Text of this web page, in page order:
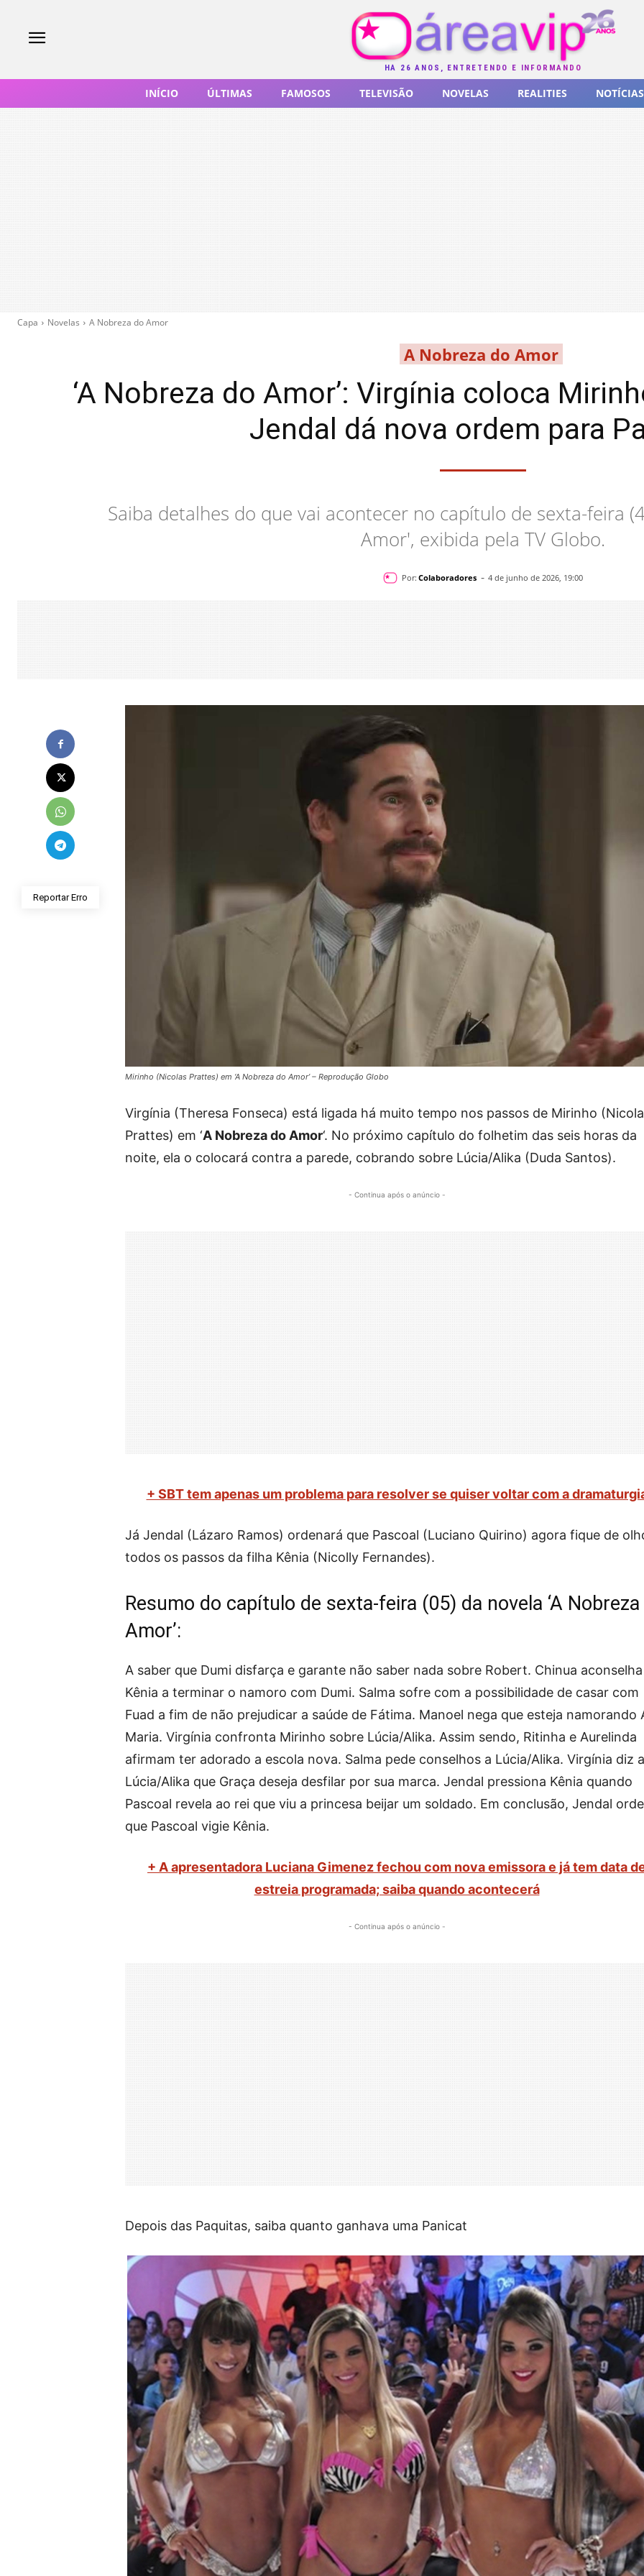
HÁ 26 ANOS, ENTRETENDO E INFORMANDO
INÍCIO ÚLTIMAS FAMOSOS TELEVISÃO NOVELAS REALITIES NOTÍCIAS
Capa Novelas A Nobreza do Amor
A Nobreza do Amor
‘A Nobreza do Amor’: Virgínia coloca
Jendal dá nova ordem para
Saiba detalhes do que vai acontecer no capítulo de sexta-feira
Amor', exibida pela TV Globo.
Por: Colaboradores - 4 de junho de 2026, 19:00
Reportar Erro
Mirinho (Nicolas Prattes) em ‘A Nobreza do Amor’ – Reprodução Globo
Virgínia (Theresa Fonseca) está ligada há muito tempo nos passos de Mirinho
Prattes) em ‘A Nobreza do Amor‘. No próximo capítulo do folhetim das seis horas da
noite, ela o colocará contra a parede, cobrando sobre Lúcia/Alika (Duda Santos).
- Continua após o anúncio -
+ SBT tem apenas um problema para resolver se quiser voltar com a
Já Jendal (Lázaro Ramos) ordenará que Pascoal (Luciano Quirino) agora fique de
todos os passos da filha Kênia (Nicolly Fernandes).
Resumo do capítulo de sexta-feira (05) da novela ‘A
Amor’:
A saber que Dumi disfarça e garante não saber nada sobre Robert. Chinua aconselha
Kênia a terminar o namoro com Dumi. Salma sofre com a possibilidade de casar com
Fuad a fim de não prejudicar a saúde de Fátima. Manoel nega que esteja namorando
Maria. Virgínia confronta Mirinho sobre Lúcia/Alika. Assim sendo, Ritinha e Aurelinda
afirmam ter adorado a escola nova. Salma pede conselhos a Lúcia/Alika. Virgínia diz a
Lúcia/Alika que Graça deseja desfilar por sua marca. Jendal pressiona Kênia quando
Pascoal revela ao rei que viu a princesa beijar um soldado. Em conclusão, Jendal
que Pascoal vigie Kênia.
+ A apresentadora Luciana Gimenez fechou com nova emissora e já tem data
estreia programada; saiba quando acontecerá
- Continua após o anúncio -
Depois das Paquitas, saiba quanto ganhava uma Panicat